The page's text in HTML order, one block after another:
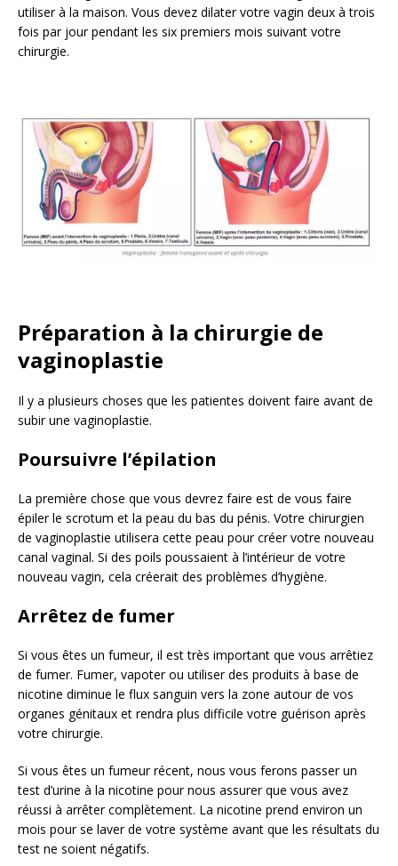
utiliser à la maison. Vous devez dilater votre vagin deux à trois
fois par jour pendant les six premiers mois suivant votre
chirurgie.
Préparation à la chirurgie de
vaginoplastie
Il y a plusieurs choses que les patientes doivent faire avant de
subir une vaginoplastie.
Poursuivre l’épilation
La première chose que vous devrez faire est de vous faire
épiler le scrotum et la peau du bas du pénis. Votre chirurgien
de vaginoplastie utilisera cette peau pour créer votre nouveau
canal vaginal. Si des poils poussaient à l’intérieur de votre
nouveau vagin, cela créerait des problèmes d’hygiène.
Arrêtez de fumer
Si vous êtes un fumeur, il est très important que vous arrêtiez
de fumer. Fumer, vapoter ou utiliser des produits à base de
nicotine diminue le flux sanguin vers la zone autour de vos
organes génitaux et rendra plus difficile votre guérison après
votre chirurgie.
Si vous êtes un fumeur récent, nous vous ferons passer un
test d’urine à la nicotine pour nous assurer que vous avez
réussi à arrêter complètement. La nicotine prend environ un
mois pour se laver de votre système avant que les résultats du
test ne soient négatifs.